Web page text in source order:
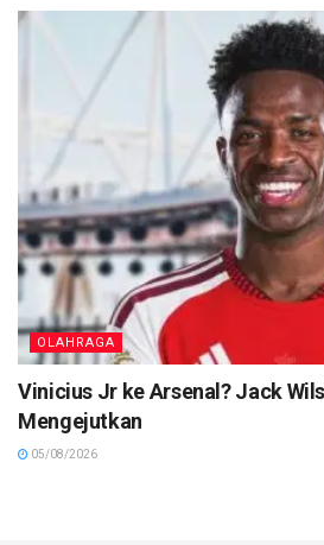
OLAHRAGA
Vinicius Jr ke Arsenal? Jack
Mengejutkan
05/08/2026